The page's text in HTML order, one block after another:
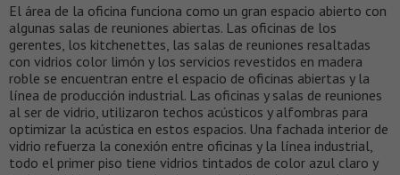
El área de la oficina funciona como un gran espacio abierto con
algunas salas de reuniones abiertas. Las oficinas de los
gerentes, los kitchenettes, las salas de reuniones resaltadas
con vidrios color limón y los servicios revestidos en madera
roble se encuentran entre el espacio de oficinas abiertas y la
línea de producción industrial. Las oficinas y salas de reuniones
al ser de vidrio, utilizaron techos acústicos y alfombras para
optimizar la acústica en estos espacios. Una fachada interior de
vidrio refuerza la conexión entre oficinas y la línea industrial,
todo el primer piso tiene vidrios tintados de color azul claro y